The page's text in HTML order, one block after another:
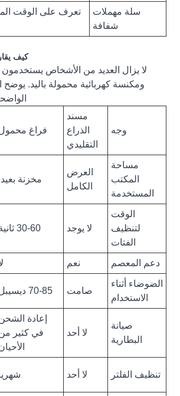
سلة مهملات
شفافة
تعرف على الوقت
كيف
لا يزال العديد من الأشخاص
ومكنسة كهربائية محمولة باليد. يوضح
وجه
مسند
الذراع
التقليدي
فراغ
مساحة
المكتب
المستخدمة
العرض
الكامل
مخزنة بعيدا
الوقت
لتنظيف
الفتات
لا يوجد 30-60 ثانية
دعم المعصم نعم
الضوضاء أثناء
الاستخدام
صامت 70-85 ديسيبل
صيانة
البطارية
لا أحد
إعادة
في كثير
تنظيف الفلتر لا أحد